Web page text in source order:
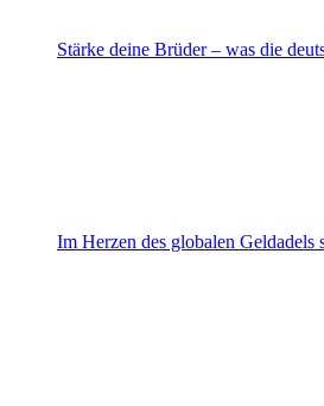
Stärke deine Brüder – was die
Im Herzen des globalen